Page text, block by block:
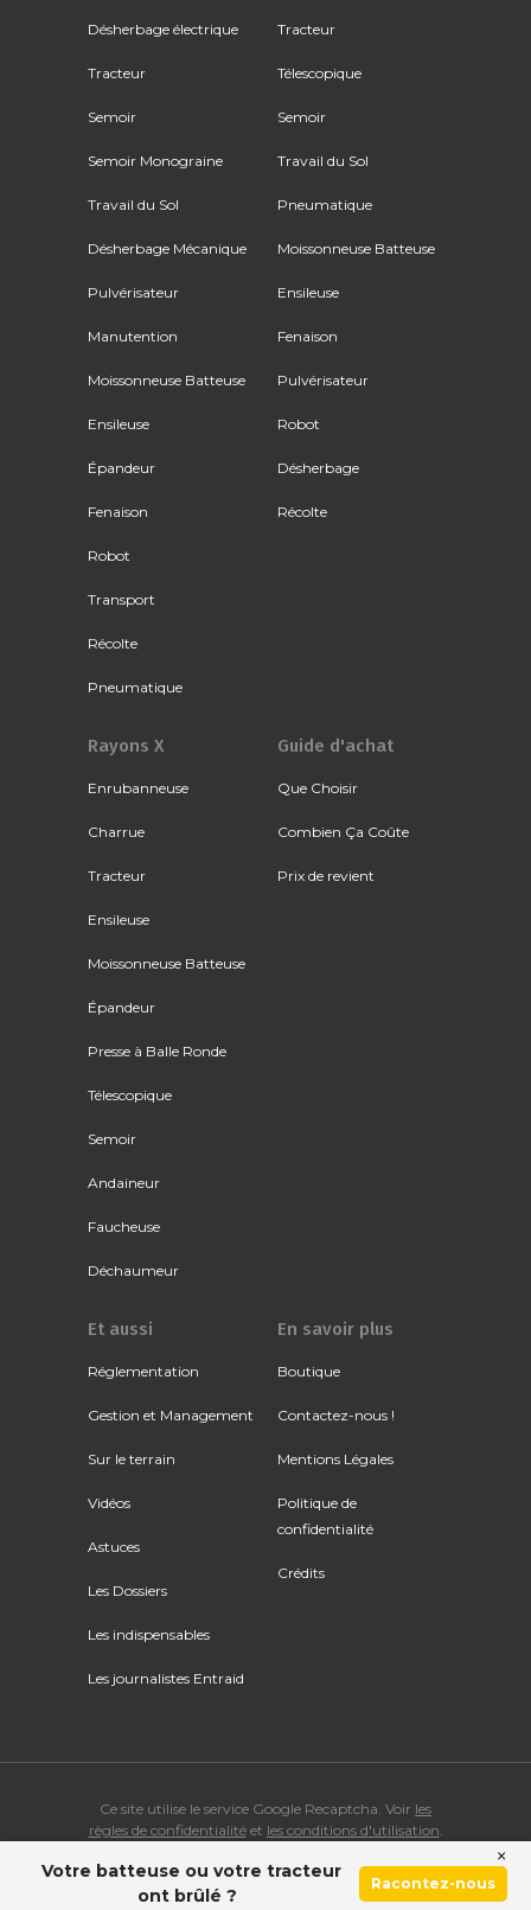
Désherbage électrique
Tracteur
Semoir
Semoir Monograine
Travail du Sol
Désherbage Mécanique
Pulvérisateur
Manutention
Moissonneuse Batteuse
Ensileuse
Épandeur
Fenaison
Robot
Transport
Récolte
Pneumatique
Tracteur
Télescopique
Semoir
Travail du Sol
Pneumatique
Moissonneuse Batteuse
Ensileuse
Fenaison
Pulvérisateur
Robot
Désherbage
Récolte
Rayons X
Enrubanneuse
Charrue
Tracteur
Ensileuse
Moissonneuse Batteuse
Épandeur
Presse à Balle Ronde
Télescopique
Semoir
Andaineur
Faucheuse
Déchaumeur
Guide d'achat
Que Choisir
Combien Ça Coûte
Prix de revient
Et aussi
Réglementation
Gestion et Management
Sur le terrain
Vidéos
Astuces
Les Dossiers
Les indispensables
Les journalistes Entraid
En savoir plus
Boutique
Contactez-nous !
Mentions Légales
Politique de
confidentialité
Crédits
Ce site utilise le service Google Recaptcha. Voir les
règles de confidentialitéet les conditions d'utilisation.
© Copyright 2026 ENTRAID. Tous droits réservés.
Votre batteuse ou votre tracteur
ont brûlé ?
Racontez-nous
×